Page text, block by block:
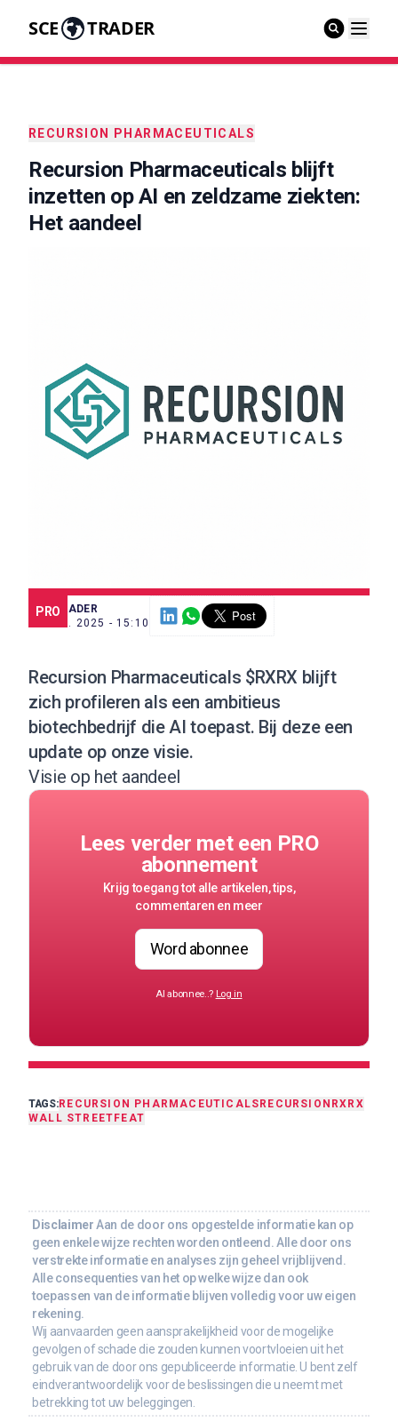
SCE TRADER
RECURSION PHARMACEUTICALS
Recursion Pharmaceuticals blijft
inzetten op AI en zeldzame ziekten:
Het aandeel
PRO
SCE TRADER
22 JUL. 2025 - 15:10
Recursion Pharmaceuticals $RXRX blijft
zich profileren als een ambitieus
biotechbedrijf die AI toepast. Bij deze een
update op onze visie.
Visie op het aandeel
Lees verder met een PRO
abonnement
Krijg toegang tot alle artikelen, tips,
commentaren en meer
Word abonnee
Al abonnee..? Log in
TAGS:RECURSION PHARMACEUTICALS RECURSION RXRX
WALL STREET FEAT
Disclaimer Aan de door ons opgestelde informatie kan op
geen enkele wijze rechten worden ontleend. Alle door ons
verstrekte informatie en analyses zijn geheel vrijblijvend.
Alle consequenties van het op welke wijze dan ook
toepassen van de informatie blijven volledig voor uw eigen
rekening.
Wij aanvaarden geen aansprakelijkheid voor de mogelijke
gevolgen of schade die zouden kunnen voortvloeien uit het
gebruik van de door ons gepubliceerde informatie. U bent zelf
eindverantwoordelijk voor de beslissingen die u neemt met
betrekking tot uw beleggingen.